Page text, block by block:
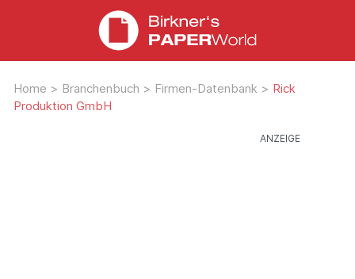
Home > Branchenbuch > Firmen-Datenbank > Rick
Produktion GmbH